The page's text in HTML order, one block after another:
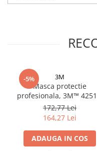
Indepartat impuritati
Pasta polish
Bureti Trizact
Bureti polish
Lavete polish
Faruri
2.13 REPARATIE PIELE
-5% 3M
Masca protectie
profesionala, 3M™
de protectie respiratorie,
filtru FFA1 P2, de
respiratorie
172,77 Lei
164,27 Lei
ADAUGA IN COS